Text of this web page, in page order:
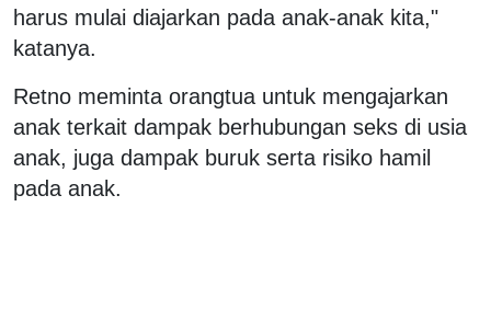
harus mulai diajarkan pada anak-anak kita,"
katanya.
Retno meminta orangtua untuk mengajarkan
anak terkait dampak berhubungan seks di usia
anak, juga dampak buruk serta risiko hamil
pada anak.